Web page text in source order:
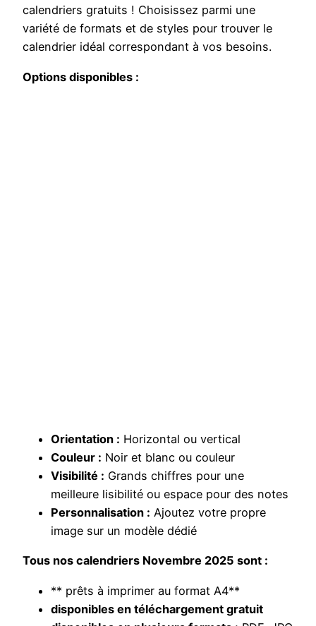
calendriers gratuits ! Choisissez parmi une
variété de formats et de styles pour trouver le
calendrier idéal correspondant à vos besoins.
Options disponibles :
Orientation : Horizontal ou vertical
Couleur : Noir et blanc ou couleur
Visibilité : Grands chiffres pour une
meilleure lisibilité ou espace pour des notes
Personnalisation : Ajoutez votre propre
image sur un modèle dédié
Tous nos calendriers Novembre 2025 sont :
** prêts à imprimer au format A4**
disponibles en téléchargement gratuit